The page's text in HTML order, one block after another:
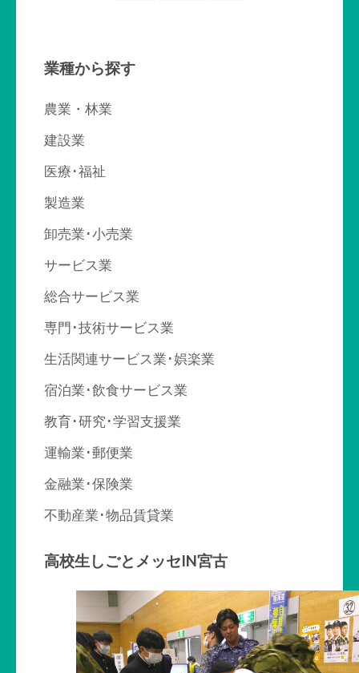
ー
ジ
送
り
業種から探す
農業・林業
建設業
医療･福祉
製造業
卸売業･小売業
サービス業
総合サービス業
専門･技術サービス業
生活関連サービス業･娯楽業
宿泊業･飲食サービス業
教育･研究･学習支援業
運輸業･郵便業
金融業･保険業
不動産業･物品賃貸業
高校生しごとメッセIN宮古